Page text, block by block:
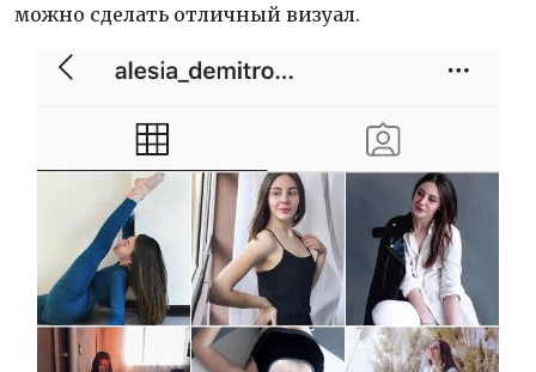
можно сделать отличный визуал.